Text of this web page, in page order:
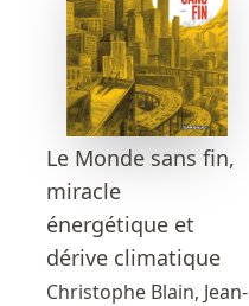
Le Monde sans fin,
miracle
énergétique et
dérive climatique
Christophe Blain, Jean-